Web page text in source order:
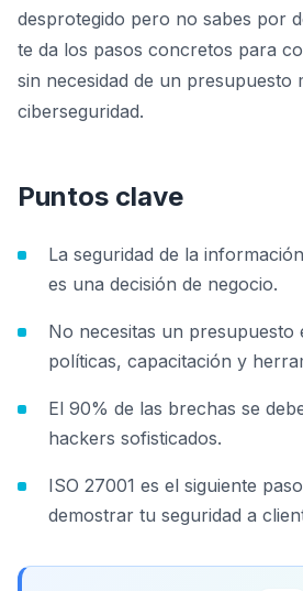
desprotegido pero no sabes por
te da los pasos concretos para
sin necesidad de un presupuesto
ciberseguridad.
Puntos clave
La seguridad de la
es una decisión de negocio.
No necesitas un presupuesto
políticas, capacitación y
El 90% de las brechas se
hackers sofisticados.
ISO 27001 es el siguiente
demostrar tu seguridad a